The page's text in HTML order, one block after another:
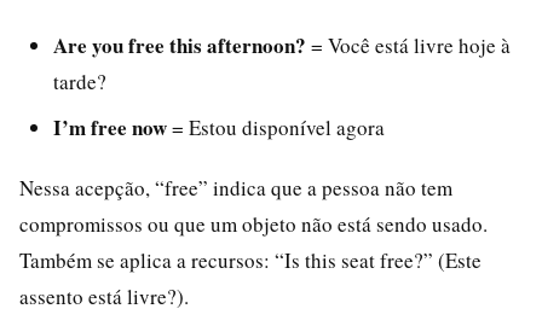
Are you free this afternoon? = Você está livre hoje à
tarde?
I’m free now= Estou disponível agora
Nessa acepção, “free” indica que a pessoa não tem
compromissos ou que um objeto não está sendo usado.
Também se aplica a recursos: “Is this seat free?” (Este
assento está livre?).